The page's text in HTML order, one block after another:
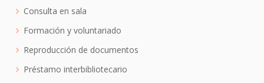
Consulta en sala
Formación y voluntariado
Reproducción de documentos
Préstamo interbibliotecario